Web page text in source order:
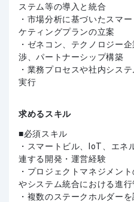
ステム等の導入と統合
・市場分析に基づいたスマ
ケティングプランの立案
・ゼネコン、テクノロジー
渉、パートナーシップ構築
・業務プロセスや社内シス
実行
求めるスキル
必須スキル
・スマートビル、IoT、エネ
連する開発・運営経験
・プロジェクトマネジメン
やシステム統合における進行
・複数のステークホルダー